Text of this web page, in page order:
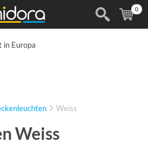
(
0
in Europa
Weiss
Weiss